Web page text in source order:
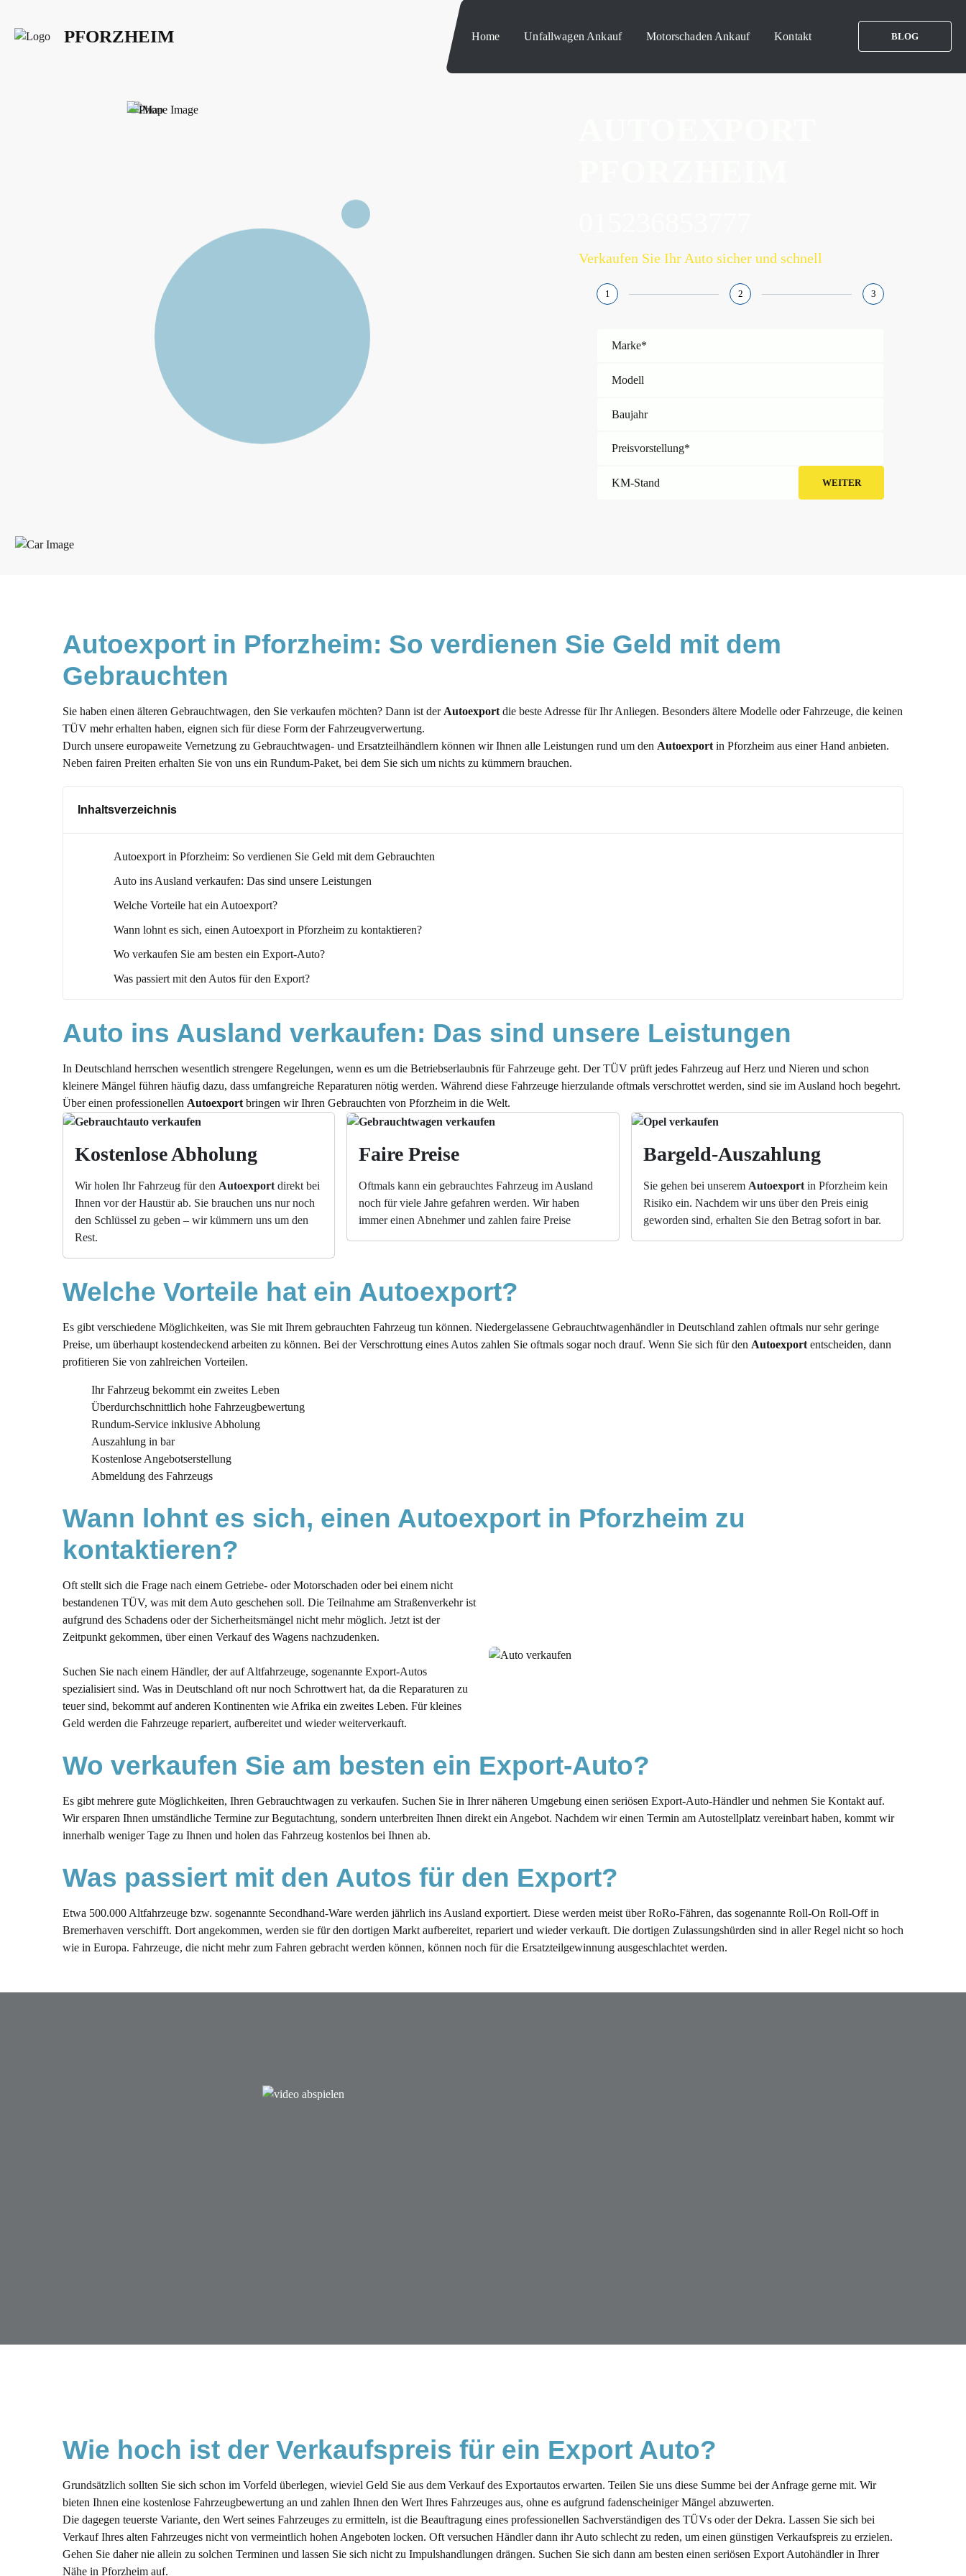
PFORZHEIM Home Unfallwagen Ankauf Motorschaden Ankauf Kontakt BLOG
Verkaufen Sie Ihr Auto sicher und schnell
1 2 3
Marke*
Modell
Baujahr
Preisvorstellung*
KM-Stand WEITER
Autoexport in Pforzheim: So verdienen Sie Geld mit dem
Gebrauchten
Sie haben einen älteren Gebrauchtwagen, den Sie verkaufen möchten? Dann ist der Autoexport die beste Adresse für Ihr Anliegen. Besonders ältere Modelle oder Fahrzeuge, die keinen
TÜV mehr erhalten haben, eignen sich für diese Form der Fahrzeugverwertung.
Durch unsere europaweite Vernetzung zu Gebrauchtwagen- und Ersatzteilhändlern können wir Ihnen alle Leistungen rund um den Autoexport in Pforzheim aus einer Hand anbieten.
Neben fairen Preiten erhalten Sie von uns ein Rundum-Paket, bei dem Sie sich um nichts zu kümmern brauchen.
Inhaltsverzeichnis
Autoexport in Pforzheim: So verdienen Sie Geld mit dem Gebrauchten
Auto ins Ausland verkaufen: Das sind unsere Leistungen
Welche Vorteile hat ein Autoexport?
Wann lohnt es sich, einen Autoexport in Pforzheim zu kontaktieren?
Wo verkaufen Sie am besten ein Export-Auto?
Was passiert mit den Autos für den Export?
Kann auch ein Unfallauto für den Export verkauft werden?
Wichtige Informationen rund um den Autoexport
Wohin werden alte Autos exportiert?
Autoexport ohne MwSt.: Ist das möglich?
Wie viel ist mein Auto im Autoexport noch wert?
Schneller Autoexport in Pforzheim: So bekommen Sie Höchstpreise
Auto ins Ausland verkaufen: Das sind unsere Leistungen
In Deutschland herrschen wesentlich strengere Regelungen, wenn es um die Betriebserlaubnis für Fahrzeuge geht. Der TÜV prüft jedes Fahrzeug auf Herz und Nieren und schon
kleinere Mängel führen häufig dazu, dass umfangreiche Reparaturen nötig werden. Während diese Fahrzeuge hierzulande oftmals verschrottet werden, sind sie im Ausland hoch begehrt.
Über einen professionellen Autoexport bringen wir Ihren Gebrauchten von Pforzheim in die Welt.
Kostenlose Abholung
Wir holen Ihr Fahrzeug für den Autoexport direkt bei
Ihnen vor der Haustür ab. Sie brauchen uns nur noch
den Schlüssel zu geben – wir kümmern uns um den
Rest.
Faire Preise
Oftmals kann ein gebrauchtes Fahrzeug im Ausland
noch für viele Jahre gefahren werden. Wir haben
immer einen Abnehmer und zahlen faire Preise
Bargeld-Auszahlung
Sie gehen bei unserem Autoexportin Pforzheim kein
Risiko ein. Nachdem wir uns über den Preis einig
geworden sind, erhalten Sie den Betrag sofort in bar.
Welche Vorteile hat ein Autoexport?
Es gibt verschiedene Möglichkeiten, was Sie mit Ihrem gebrauchten Fahrzeug tun können. Niedergelassene Gebrauchtwagenhändler in Deutschland zahlen oftmals nur sehr geringe
Preise, um überhaupt kostendeckend arbeiten zu können. Bei der Verschrottung eines Autos zahlen Sie oftmals sogar noch drauf. Wenn Sie sich für den Autoexport entscheiden, dann
profitieren Sie von zahlreichen Vorteilen.
Ihr Fahrzeug bekommt ein zweites Leben
Überdurchschnittlich hohe Fahrzeugbewertung
Rundum-Service inklusive Abholung
Auszahlung in bar
Kostenlose Angebotserstellung
Abmeldung des Fahrzeugs
Wann lohnt es sich, einen Autoexport in Pforzheim zu
kontaktieren?
Oft stellt sich die Frage nach einem Getriebe- oder Motorschaden oder bei einem nicht
bestandenen TÜV, was mit dem Auto geschehen soll. Die Teilnahme am Straßenverkehr ist
aufgrund des Schadens oder der Sicherheitsmängel nicht mehr möglich. Jetzt ist der
Zeitpunkt gekommen, über einen Verkauf des Wagens nachzudenken.
Suchen Sie nach einem Händler, der auf Altfahrzeuge, sogenannte Export-Autos
spezialisiert sind. Was in Deutschland oft nur noch Schrottwert hat, da die Reparaturen zu
teuer sind, bekommt auf anderen Kontinenten wie Afrika ein zweites Leben. Für kleines
Geld werden die Fahrzeuge repariert, aufbereitet und wieder weiterverkauft.
Wo verkaufen Sie am besten ein Export-Auto?
Es gibt mehrere gute Möglichkeiten, Ihren Gebrauchtwagen zu verkaufen. Suchen Sie in Ihrer näheren Umgebung einen seriösen Export-Auto-Händler und nehmen Sie Kontakt auf.
Wir ersparen Ihnen umständliche Termine zur Begutachtung, sondern unterbreiten Ihnen direkt ein Angebot. Nachdem wir einen Termin am Autostellplatz vereinbart haben, kommt wir
innerhalb weniger Tage zu Ihnen und holen das Fahrzeug kostenlos bei Ihnen ab.
Was passiert mit den Autos für den Export?
Etwa 500.000 Altfahrzeuge bzw. sogenannte Secondhand-Ware werden jährlich ins Ausland exportiert. Diese werden meist über RoRo-Fähren, das sogenannte Roll-On Roll-Off in
Bremerhaven verschifft. Dort angekommen, werden sie für den dortigen Markt aufbereitet, repariert und wieder verkauft. Die dortigen Zulassungshürden sind in aller Regel nicht so hoch
wie in Europa. Fahrzeuge, die nicht mehr zum Fahren gebracht werden können, können noch für die Ersatzteilgewinnung ausgeschlachtet werden.
Wie hoch ist der Verkaufspreis für ein Export Auto?
Grundsätzlich sollten Sie sich schon im Vorfeld überlegen, wieviel Geld Sie aus dem Verkauf des Exportautos erwarten. Teilen Sie uns diese Summe bei der Anfrage gerne mit. Wir
bieten Ihnen eine kostenlose Fahrzeugbewertung an und zahlen Ihnen den Wert Ihres Fahrzeuges aus, ohne es aufgrund fadenscheiniger Mängel abzuwerten.
Die dagegen teuerste Variante, den Wert seines Fahrzeuges zu ermitteln, ist die Beauftragung eines professionellen Sachverständigen des TÜVs oder der Dekra. Lassen Sie sich bei
Verkauf Ihres alten Fahrzeuges nicht von vermeintlich hohen Angeboten locken. Oft versuchen Händler dann ihr Auto schlecht zu reden, um einen günstigen Verkaufspreis zu erzielen.
Gehen Sie daher nie allein zu solchen Terminen und lassen Sie sich nicht zu Impulshandlungen drängen. Suchen Sie sich dann am besten einen seriösen Export Autohändler in Ihrer
Nähe in Pforzheim auf.